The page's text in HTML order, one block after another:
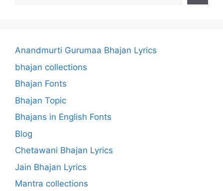
Anandmurti Gurumaa Bhajan Lyrics
bhajan collections
Bhajan Fonts
Bhajan Topic
Bhajans in English Fonts
Blog
Chetawani Bhajan Lyrics
Jain Bhajan Lyrics
Mantra collections